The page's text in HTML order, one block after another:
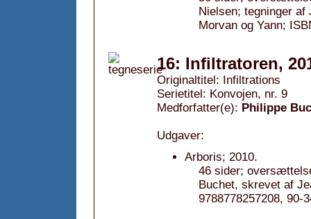
Nielsen; tegninger
Morvan og Yann;
16: Infiltratoren,
Originaltitel: Infiltrations
Serietitel: Konvojen, nr. 9
Medforfatter(e): Philippe
Udgaver:
Arboris; 2010.
46 sider;
Buchet, skrevet af
9788778257208, 90-